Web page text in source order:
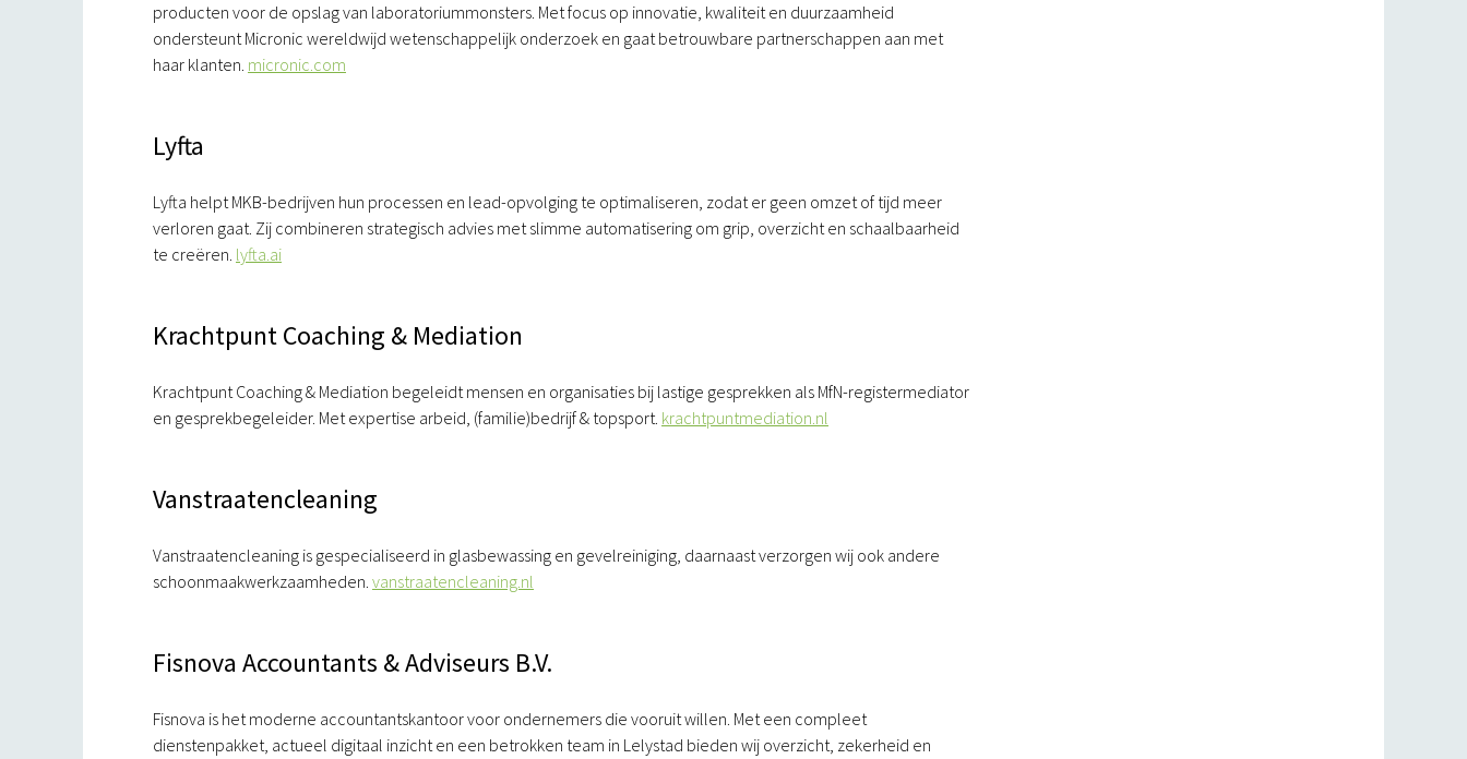
producten voor de opslag van laboratoriummonsters. Met focus op innovatie, kwaliteit en duurzaamheid
ondersteunt Micronic wereldwijd wetenschappelijk onderzoek en gaat betrouwbare partnerschappen aan met
haar klanten. micronic.com
Lyfta
Lyfta helpt MKB-bedrijven hun processen en lead-opvolging te optimaliseren, zodat er geen omzet of tijd meer
verloren gaat. Zij combineren strategisch advies met slimme automatisering om grip, overzicht en schaalbaarheid
te creëren. lyfta.ai
Krachtpunt Coaching & Mediation
Krachtpunt Coaching & Mediation begeleidt mensen en organisaties bij lastige gesprekken als MfN-registermediator
en gesprekbegeleider. Met expertise arbeid, (familie)bedrijf & topsport. krachtpuntmediation.nl
Vanstraatencleaning
Vanstraatencleaning is gespecialiseerd in glasbewassing en gevelreiniging, daarnaast verzorgen wij ook andere
schoonmaakwerkzaamheden. vanstraatencleaning.nl
Fisnova Accountants & Adviseurs B.V.
Fisnova is het moderne accountantskantoor voor ondernemers die vooruit willen. Met een compleet
dienstenpakket, actueel digitaal inzicht en een betrokken team in Lelystad bieden wij overzicht, zekerheid en